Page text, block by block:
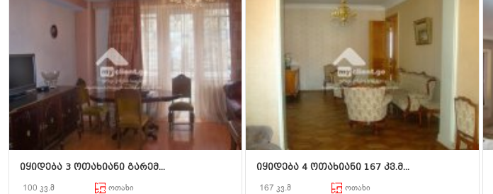
იყიდება 3 ოთახიანი გარემ...
100 კვ.მ ოთახი
იყიდება 4 ოთახიანი 167 კვ.მ...
167 კვ.მ ოთახი